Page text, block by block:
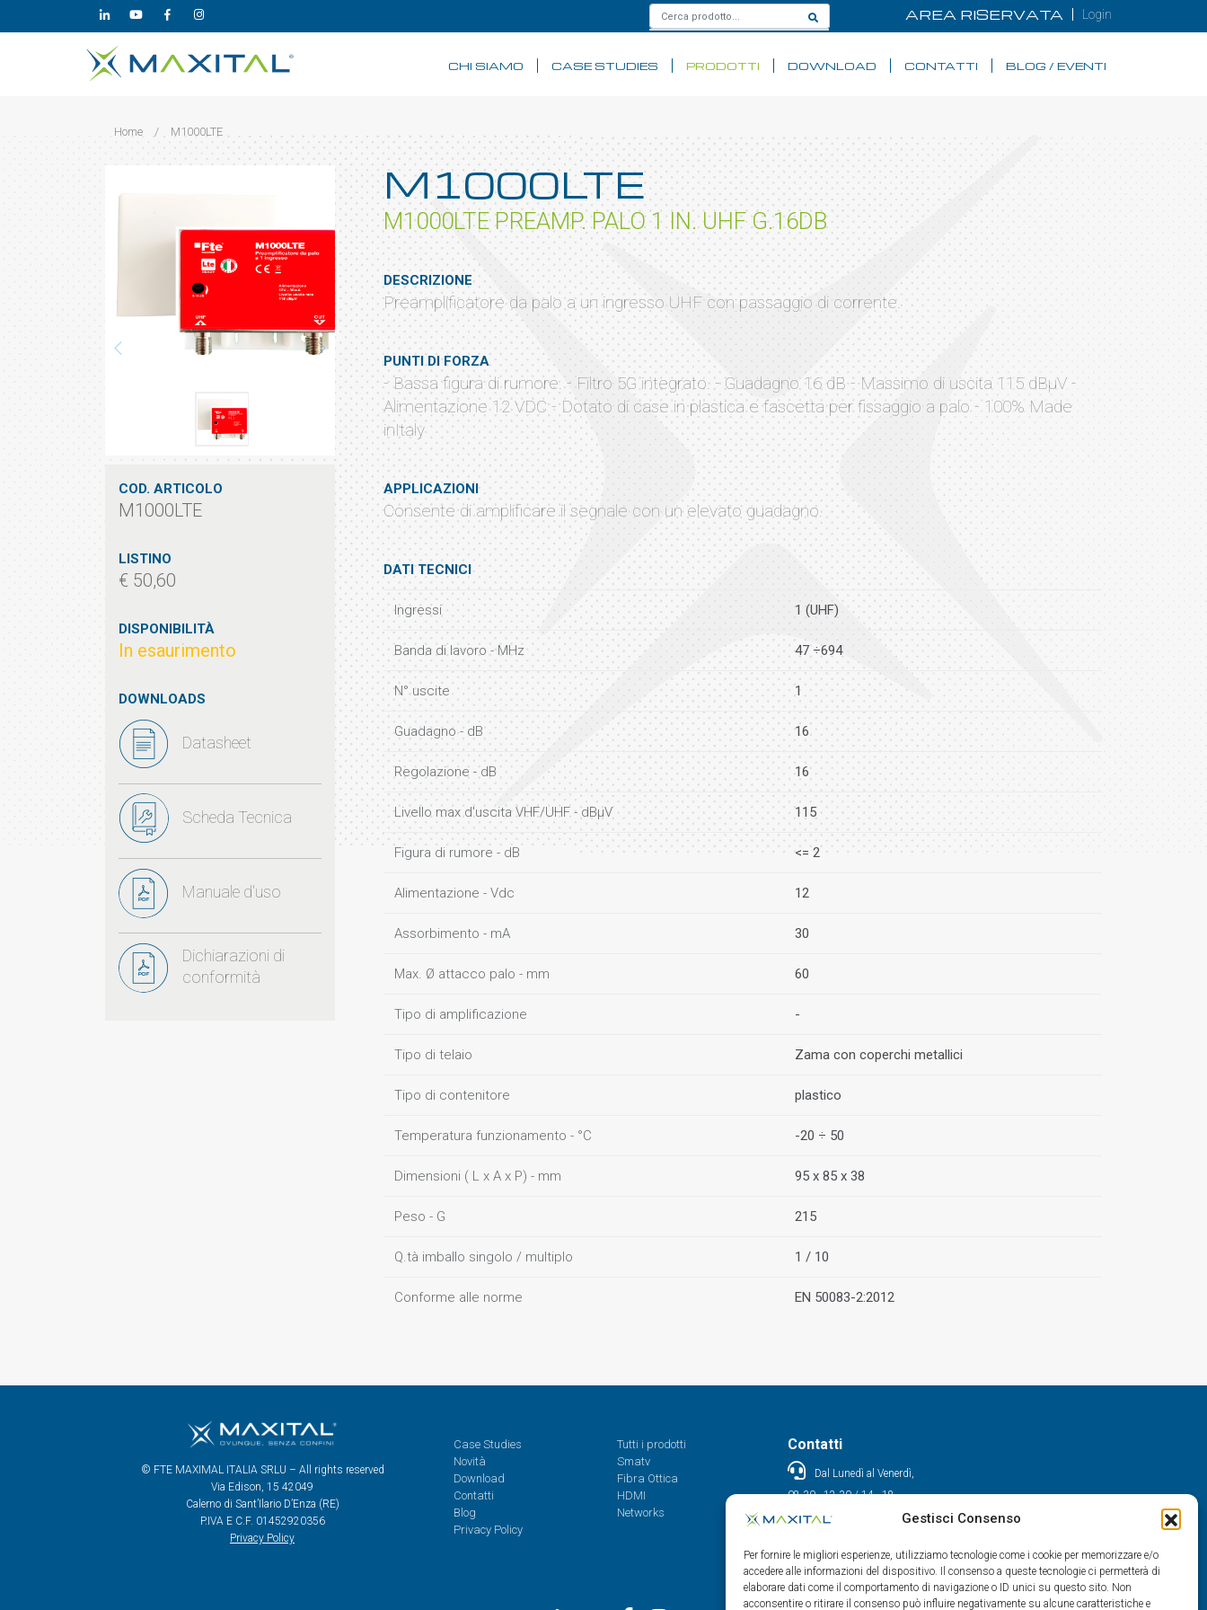
Gestisci Consenso
Per fornire le migliori esperienze, utilizziamo tecnologie come i cookie per memorizzare e/o
accedere alle informazioni del dispositivo. Il consenso a queste tecnologie ci permetterà di
elaborare dati come il comportamento di navigazione o ID unici su questo sito. Non
acconsentire o ritirare il consenso può influire negativamente su alcune caratteristiche e
AREA RISERVATA Login
CHI SIAMO CASE STUDIES PRODOTTI DOWNLOAD CONTATTI BLOG / EVENTI
Home / M1000LTE
COD. ARTICOLO
M1000LTE
LISTINO
€ 50,60
DISPONIBILITÀ
In esaurimento
DOWNLOADS
Datasheet
Scheda Tecnica
Manuale d'uso
Dichiarazioni di
conformità
M1000LTE
M1000LTE PREAMP. PALO 1 IN. UHF G.16DB
DESCRIZIONE
Preamplificatore da palo a un ingresso UHF con passaggio di corrente.
PUNTI DI FORZA
- Bassa figura di rumore. - Filtro 5G integrato. - Guadagno 16 dB - Massimo di uscita 115 dBµV -
Alimentazione 12 VDC - Dotato di case in plastica e fascetta per fissaggio a palo - 100% Made
inItaly
APPLICAZIONI
Consente di amplificare il segnale con un elevato guadagno.
DATI TECNICI
Ingressi 1 (UHF)
Banda di lavoro - MHz 47 ÷694
N° uscite 1
Guadagno - dB 16
Regolazione - dB 16
Livello max d'uscita VHF/UHF - dBµV 115
Figura di rumore - dB <= 2
Alimentazione - Vdc 12
Assorbimento - mA 30
Max. Ø attacco palo - mm 60
Tipo di amplificazione -
Tipo di telaio Zama con coperchi metallici
Tipo di contenitore plastico
Temperatura funzionamento - °C -20 ÷ 50
Dimensioni ( L x A x P) - mm 95 x 85 x 38
Peso - G 215
Q.tà imballo singolo / multiplo 1 / 10
Conforme alle norme EN 50083-2:2012
© FTE MAXIMAL ITALIA SRLU – All rights reserved
Via Edison, 15 42049
Calerno di Sant’Ilario D’Enza (RE)
P.IVA E C.F. 01452920356
Privacy Policy
Case Studies
Novità
Download
Contatti
Blog
Privacy Policy
Tutti i prodotti
Smatv
Fibra Ottica
HDMI
Networks
Contatti
Dal Lunedì al Venerdì,
08.30 - 12.30 / 14 - 18
0522/909701
info@maxital.it